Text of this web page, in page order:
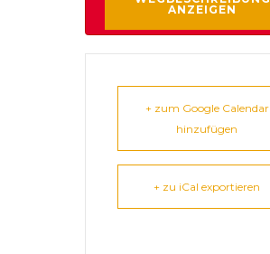
+ zum Google Calendar
hinzufügen
+ zu iCal exportieren